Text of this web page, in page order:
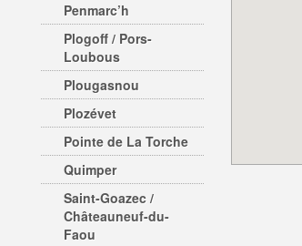
Penmarc’h
Plogoff / Pors-
Loubous
Plougasnou
Plozévet
Pointe de La Torche
Quimper
Saint-Goazec /
Châteauneuf-du-
Faou